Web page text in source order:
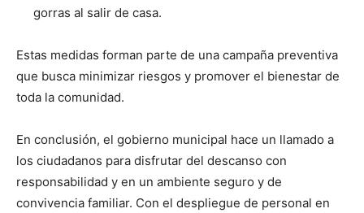
gorras al salir de casa.
Estas medidas forman parte de una campaña preventiva
que busca minimizar riesgos y promover el bienestar de
toda la comunidad.
En conclusión, el gobierno municipal hace un llamado a
los ciudadanos para disfrutar del descanso con
responsabilidad y en un ambiente seguro y de
convivencia familiar. Con el despliegue de personal en